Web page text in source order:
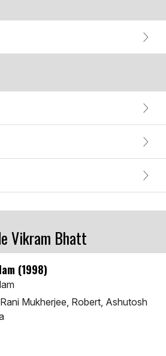
Vikram Bhatt
(1998)
Rani Mukherjee, Robert, Ashutosh